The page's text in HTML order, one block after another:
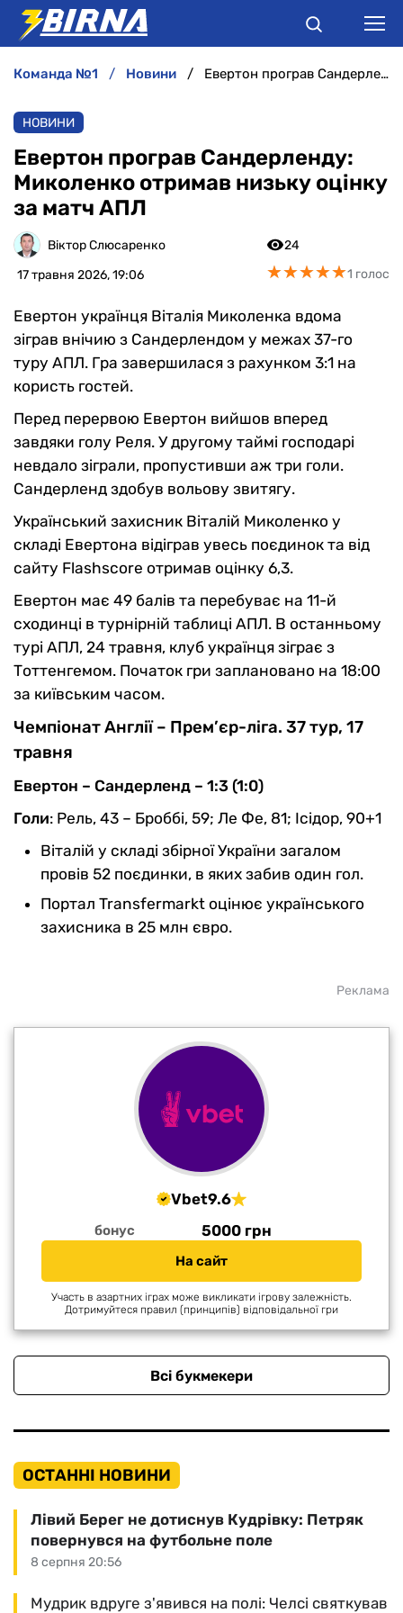
АНАЛІТИКА
ІНТЕРВ'Ю
РІЗНЕ
БУКМЕКЕРИ
команда №1 новини Евертон програв Сандерленду: Миколенко отримав низьку оцінку за матч АПЛ
НОВИНИ
Евертон програв Сандерленду:
Миколенко отримав низьку оцінку
за матч АПЛ
Віктор Слюсаренко
17 травня 2026, 19:06
24
★★★★★
★★★★★1 голос
Евертон українця Віталія Миколенка вдома
зіграв внічию з Сандерлендом у межах 37-го
туру АПЛ. Гра завершилася з рахунком 3:1 на
користь гостей.
Перед перервою Евертон вийшов вперед
завдяки голу Реля. У другому таймі господарі
невдало зіграли, пропустивши аж три голи.
Сандерленд здобув вольову звитягу.
Український захисник Віталій Миколенко у
складі Евертона відіграв увесь поєдинок та від
сайту Flashscore отримав оцінку 6,3.
Евертон має 49 балів та перебуває на 11-й
сходинці в турнірній таблиці АПЛ. В останньому
турі АПЛ, 24 травня, клуб українця зіграє з
Тоттенгемом. Початок гри заплановано на 18:00
за київським часом.
Чемпіонат Англії – Прем’єр-ліга. 37 тур, 17
травня
Евертон – Сандерленд – 1:3 (1:0)
Голи: Рель, 43 – Броббі, 59; Ле Фе, 81; Ісідор, 90+1
Віталій у складі збірної України загалом
провів 52 поєдинки, в яких забив один гол.
Портал Transfermarkt оцінює українського
захисника в 25 млн євро.
Реклама
Vbet9.6
бонус 5000 грн
На сайт
Участь в азартних іграх може викликати ігрову залежність.
Дотримуйтеся правил (принципів) відповідальної гри
Всі букмекери
ОСТАННІ НОВИНИ
8 серпня 20:56
Лівий Берег не дотиснув Кудрівку: Петряк
повернувся на футбольне поле
Мудрик вдруге з'явився на полі: Челсі святкував